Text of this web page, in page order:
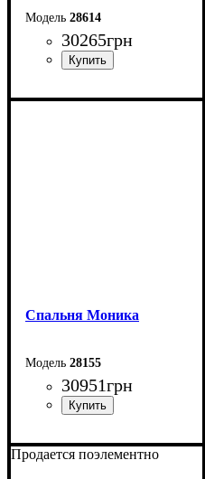
28614
30265грн
Спальня Моника
28155
30951грн
Продается поэлементно